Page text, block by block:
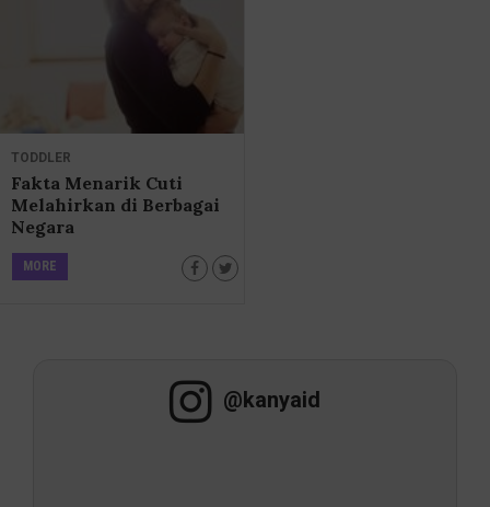
TODDLER
Fakta Menarik Cuti
Melahirkan di Berbagai
Negara
MORE
@kanyaid